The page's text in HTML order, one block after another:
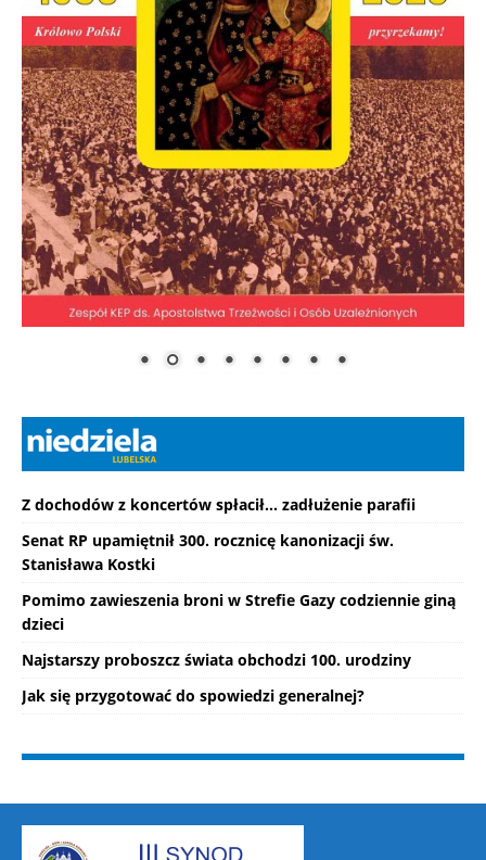
Z dochodów z koncertów spłacił... zadłużenie parafii
Senat RP upamiętnił 300. rocznicę kanonizacji św.
Stanisława Kostki
Pomimo zawieszenia broni w Strefie Gazy codziennie giną
dzieci
Najstarszy proboszcz świata obchodzi 100. urodziny
Jak się przygotować do spowiedzi generalnej?